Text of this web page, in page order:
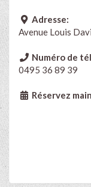
Adresse:
Avenue Louis
Numéro de
0495 36 89 39
Réservez